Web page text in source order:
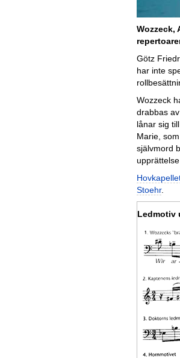
Wozzeck,
Götz
har inte
Wozzeck
drabbas
lånar sig
Marie,
självmord
Stoehr.
Ledmotiv